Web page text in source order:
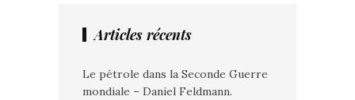
Articles récents
Le pétrole dans la Seconde Guerre
mondiale – Daniel Feldmann.